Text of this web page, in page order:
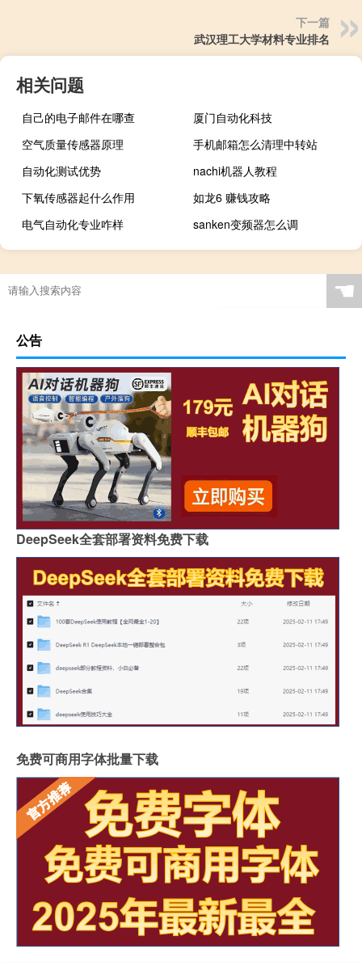
下一篇
武汉理工大学材料专业排名
相关问题
自己的电子邮件在哪查
厦门自动化科技
空气质量传感器原理
手机邮箱怎么清理中转站
自动化测试优势
nachi机器人教程
下氧传感器起什么作用
如龙6 赚钱攻略
电气自动化专业咋样
sanken变频器怎么调
☚
公告
DeepSeek全套部署资料免费下载
免费可商用字体批量下载